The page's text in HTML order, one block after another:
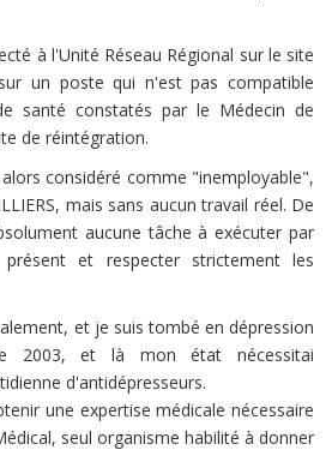
à l'Unité Réseau Régional sur le site
sur un poste qui n'est pas compatible
santé constatés par le Médecin de
de réintégration.
alors considéré comme "inemployable",
mais sans aucun travail réel. De
aucune tâche à exécuter par
et respecter strictement les
et je suis tombé en dépression
2003, et là mon état nécessitai
d'antidépresseurs.
une expertise médicale nécessaire
seul organisme habilité à donner